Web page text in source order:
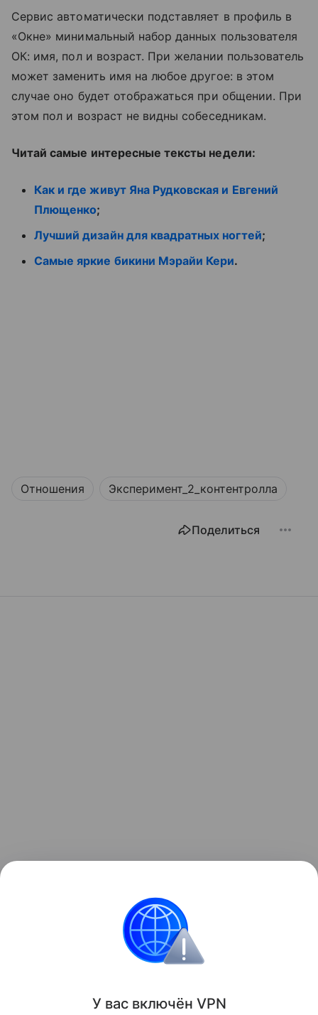
Сервис автоматически подставляет в профиль в
«Окне» минимальный набор данных пользователя
ОК: имя, пол и возраст. При желании пользователь
может заменить имя на любое другое: в этом
случае оно будет отображаться при общении. При
этом пол и возраст не видны собеседникам.
Читай самые интересные тексты недели:
Как и где живут Яна Рудковская и Евгений
Плющенко;
Лучший дизайн для квадратных ногтей;
Самые яркие бикини Мэрайи Кери.
Отношения Эксперимент_2_контентролла
Поделиться
У вас включён VPN